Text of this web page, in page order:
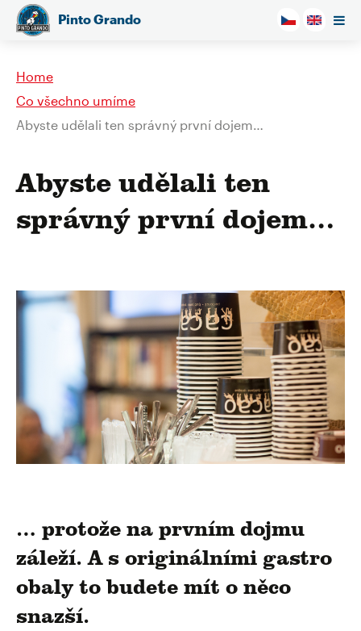
Pinto Grando
Home
Co všechno umíme
Abyste udělali ten správný první dojem…
Abyste udělali ten
správný první dojem…
… protože na prvním dojmu
záleží. A s originálními gastro
obaly to budete mít o něco
snazší.